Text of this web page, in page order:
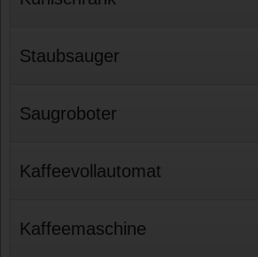
Staubsauger
Saugroboter
Kaffeevollautomat
Kaffeemaschine